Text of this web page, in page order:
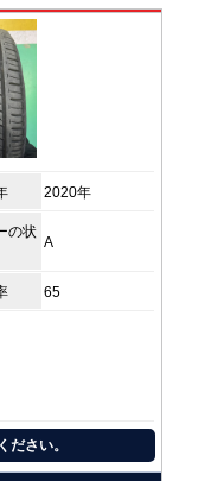
2020年
の状
A
65
ださい。